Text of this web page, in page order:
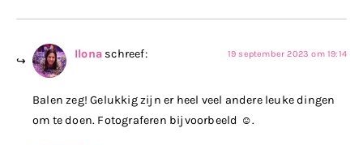
Ilona schreef: 19 september 2023 om 19:14
Balen zeg! Gelukkig zijn er heel veel andere leuke dingen
om te doen. Fotograferen bijvoorbeeld ☺️.